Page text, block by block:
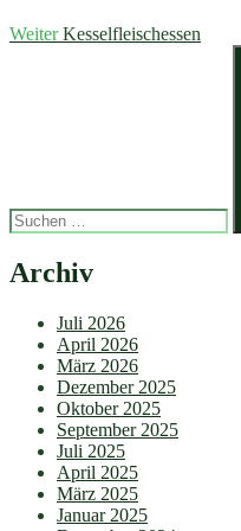
Weiter Kesselfleischessen
Archiv
Juli 2026
April 2026
März 2026
Dezember 2025
Oktober 2025
September 2025
Juli 2025
April 2025
März 2025
Januar 2025